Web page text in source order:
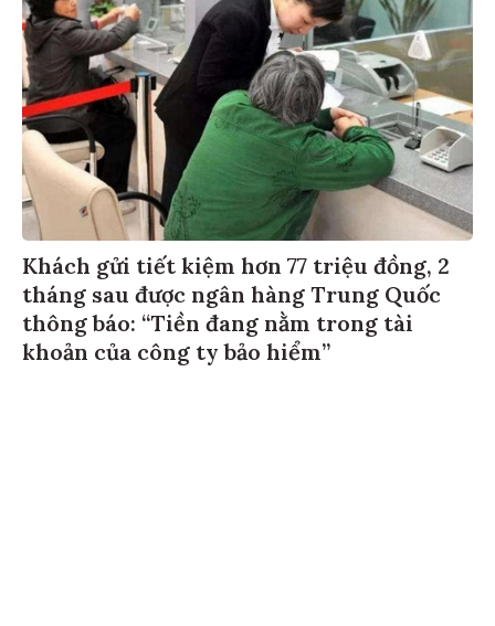
Khách gửi tiết kiệm hơn 77 triệu đồng, 2
tháng sau được ngân hàng Trung Quốc
thông báo: “Tiền đang nằm trong tài
khoản của công ty bảo hiểm”